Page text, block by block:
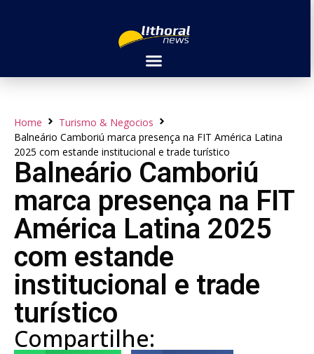
Home
Turismo & Negocios
Balneário Camboriú marca presença na FIT América Latina
2025 com estande institucional e trade turístico
Balneário Camboriú
marca presença na FIT
América Latina 2025
com estande
institucional e trade
turístico
Compartilhe: